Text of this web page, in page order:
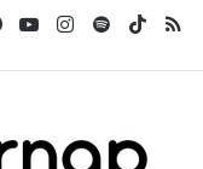
FacebookYouTubeInstagram
SpotifyTikTok